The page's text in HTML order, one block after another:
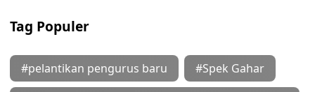
Tag Populer
#pelantikan pengurus baru #Spek Gahar